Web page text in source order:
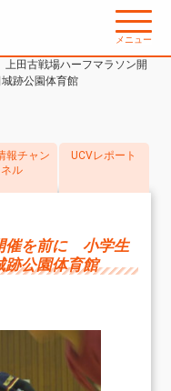
メニュー
上田古戦場ハーフマラソン開
跡公園体育館
報チャン
ネル
UCVレポート
催を前に 小学生
公園体育館